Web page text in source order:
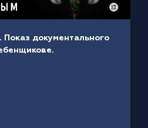
Показ документального